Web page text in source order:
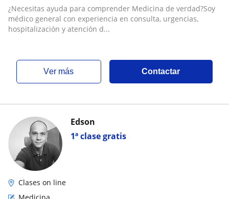
¿Necesitas ayuda para comprender Medicina de verdad?Soy
médico general con experiencia en consulta, urgencias,
hospitalización y atención d...
ver más Contactar
1ª clase gratis
Edson
Clases on line